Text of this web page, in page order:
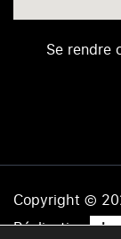
Se rendre
Copyright ©
Réalisation .